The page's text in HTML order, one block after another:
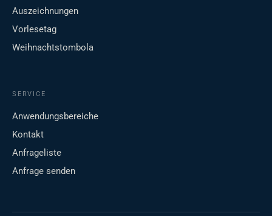
Auszeichnungen
Vorlesetag
Weihnachtstombola
SERVICE
Anwendungsbereiche
Kontakt
Anfrageliste
Anfrage senden